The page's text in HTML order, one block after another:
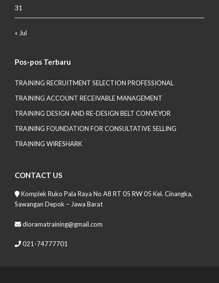
31
« Jul
Pos-pos Terbaru
TRAINING RECRUITMENT SELECTION PROFESSIONAL
TRAINING ACCOUNT RECEIVABLE MANAGEMENT
TRAINING DESIGN AND RE-DESIGN BELT CONVEYOR
TRAINING FOUNDATION FOR CONSULTATIVE SELLING
TRAINING WIRESHARK
CONTACT US
Komplek Ruko Pala Raya No A8 RT 05 RW 05 Kel. Cinangka,
Sawangan Depok – Jawa Barat
dioramatraining@gmail.com
021-74777701